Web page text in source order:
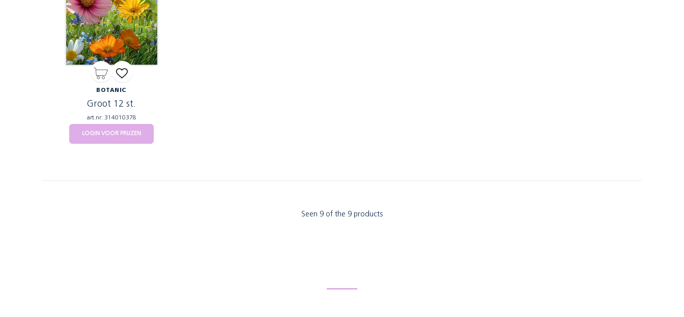
BOTANIC
Groot 12 st.
art.nr: 314010378
LOGIN VOOR PRIJZEN
Seen 9 of the 9 products